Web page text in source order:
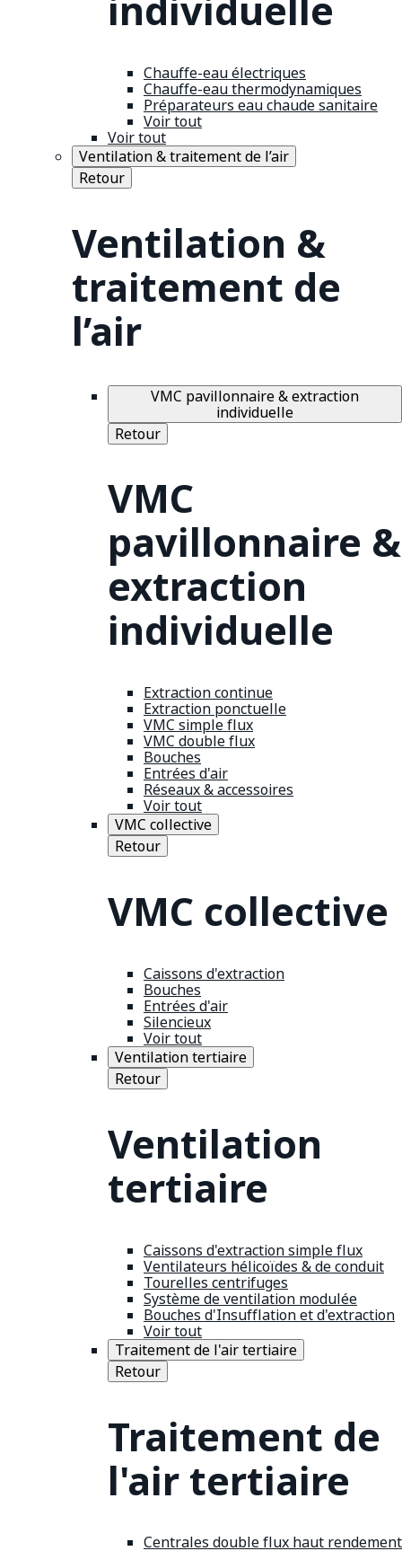
Chauffe-eau électriques
Chauffe-eau thermodynamiques
Préparateurs eau chaude sanitaire
Voir tout
Voir tout
Ventilation & traitement de l’air
Retour
Ventilation &
traitement de
l’air
VMC pavillonnaire & extraction
individuelle
Retour
VMC
pavillonnaire &
extraction
individuelle
Extraction continue
Extraction ponctuelle
VMC simple flux
VMC double flux
Bouches
Entrées d'air
Réseaux & accessoires
Voir tout
VMC collective
Retour
VMC collective
Caissons d'extraction
Bouches
Entrées d'air
Silencieux
Voir tout
Ventilation tertiaire
Retour
Ventilation
tertiaire
Caissons d'extraction simple flux
Ventilateurs hélicoïdes & de conduit
Tourelles centrifuges
Système de ventilation modulée
Bouches d'Insufflation et d'extraction
Voir tout
Traitement de l'air tertiaire
Retour
Traitement de
l'air tertiaire
Centrales double flux haut rendement